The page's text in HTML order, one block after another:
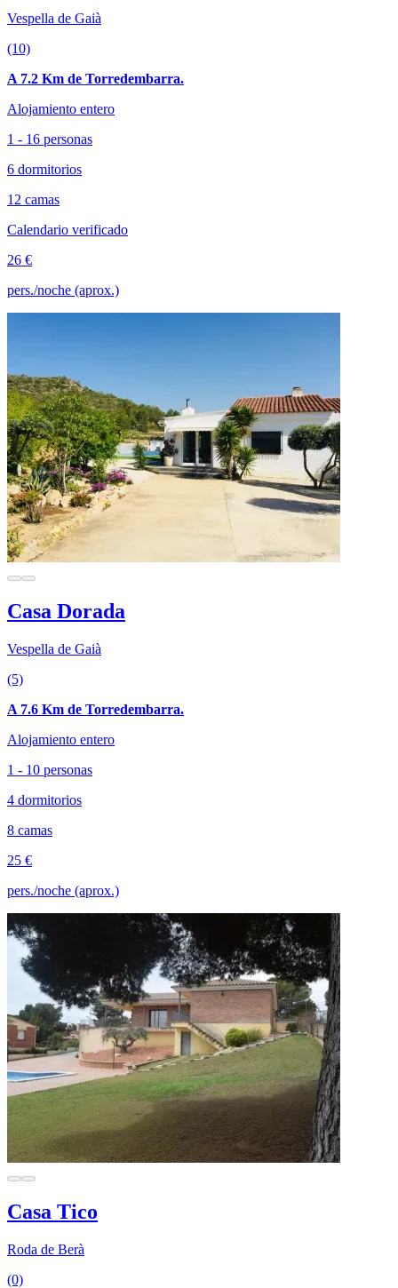
Vespella de Gaià
(10)
A 7.2 Km de Torredembarra.
Alojamiento entero
1 - 16 personas
6 dormitorios
12 camas
Calendario verificado
26 €
pers./noche (aprox.)
Casa Dorada
Vespella de Gaià
(5)
A 7.6 Km de Torredembarra.
Alojamiento entero
1 - 10 personas
4 dormitorios
8 camas
25 €
pers./noche (aprox.)
Casa Tico
Roda de Berà
(0)